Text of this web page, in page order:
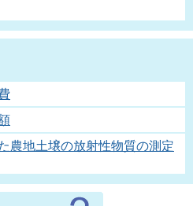
農地土壌の放射性物質の測定